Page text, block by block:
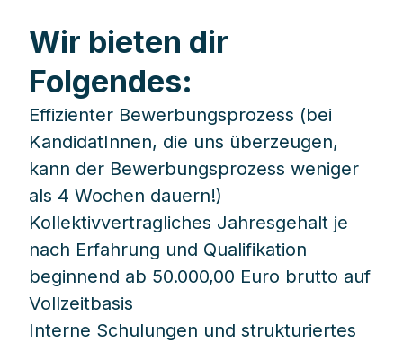
Wir bieten dir
Folgendes:
Effizienter Bewerbungsprozess (bei
KandidatInnen, die uns überzeugen,
kann der Bewerbungsprozess weniger
als 4 Wochen dauern!)
Kollektivvertragliches Jahresgehalt je
nach Erfahrung und Qualifikation
beginnend ab 50.000,00 Euro brutto auf
Vollzeitbasis
Interne Schulungen und strukturiertes